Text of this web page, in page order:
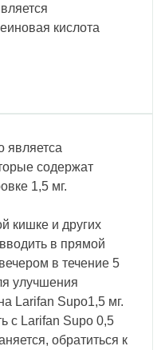
кислота
являетса
содержат
1,5 мг.
кишке и других
в прямой
в течение 5
улучшения
Larifan Supo1,5 мг.
с Larifan Supo 0,5
обратиться к